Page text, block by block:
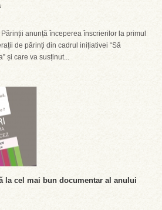
anunță începerea înscrierilor la primul
de părinți din cadrul inițiativei “Să
și care va susținut...
la cel mai bun documentar al anului